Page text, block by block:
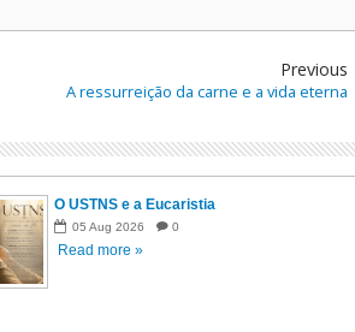
Previous
A ressurreição da carne e a vida eterna
O USTNS e a Eucaristia
05 Aug 2026 0
Read more »